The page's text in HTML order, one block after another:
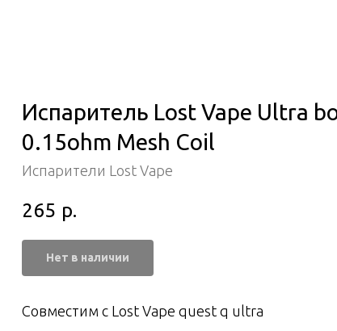
Испаритель Lost Vape Ultra
0.15ohm Mesh Coil
Испарители Lost Vape
265 р.
Нет в наличии
Совместим с Lost Vape quest q ultra